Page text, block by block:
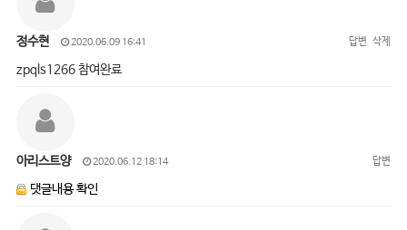
정수현 2020.06.09 16:41 답변 삭제
zpqls1266 참여완료
아리스트양 2020.06.12 18:14 답변
댓글내용 확인